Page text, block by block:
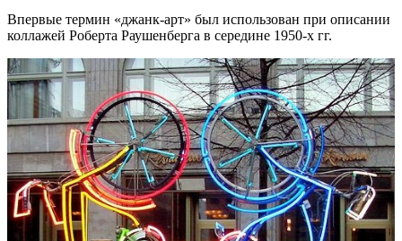
Впервые термин «джанк-арт» был использован при описании
коллажей Роберта Раушенберга в середине 1950-х гг.